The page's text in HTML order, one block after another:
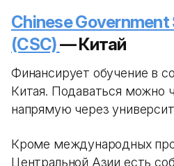
Chinese
(CSC)— Китай
Финансирует обучение в
Китая. Подаваться можно
напрямую через
Кроме международных
Центральной Азии есть